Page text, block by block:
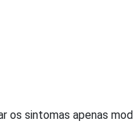
sintomas apenas